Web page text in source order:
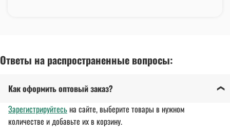
Ответы на распространенные вопросы:
Как оформить оптовый заказ?
Зарегистрируйтесьна сайте, выберите товары в нужном
количестве и добавьте их в корзину.